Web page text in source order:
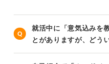
就活中に「意気込みを
とがありますが、どう